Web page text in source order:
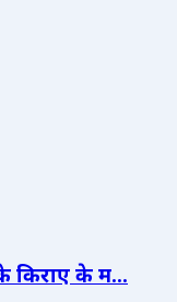
किराए के म...